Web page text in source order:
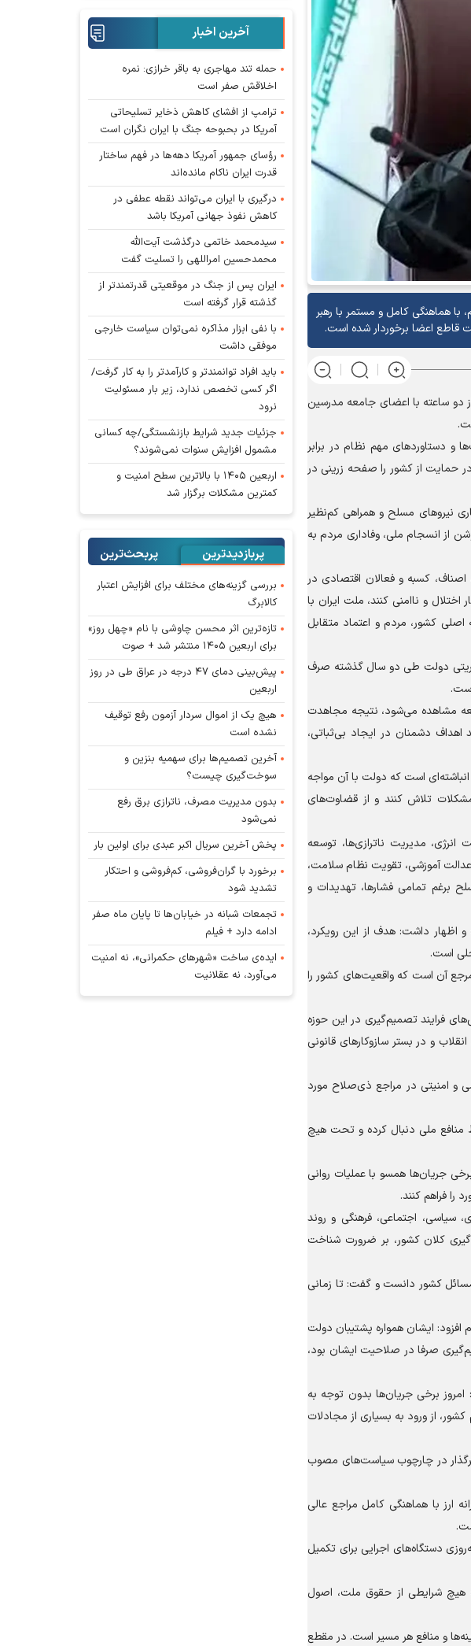
هماهنگی کامل و مستمر با رهبر
قاطع اعضا برخوردار شده است.
دو ساعته با اعضای جامعه مدرسین
دستاورد‌های مهم نظام در برابر
حمایت از کشور را صفحه زرینی در
نیرو‌های مسلح و همراهی کم‌نظیر
از انسجام ملی، وفاداری مردم به
اصناف، کسبه و فعالان اقتصادی در
و ناامنی کنند، ملت ایران با
کشور، مردم و اعتماد متقابل
دولت طی دو سال گذشته صرف
مشاهده می‌شود، نتیجه مجاهدت
دشمنان در ایجاد بی‌ثباتی،
است که دولت با آن مواجه
تلاش کنند و از قضاوت‌های
مدیریت ناترازی‌ها، توسعه
آموزشی، تقویت نظام سلامت،
برغم تمامی فشارها، تهدیدات و
اظهار داشت: هدف از این رویکرد،
است.
آن است که واقعیت‌های کشور را
فرایند تصمیم‌گیری در این حوزه
و در بستر سازوکار‌های قانونی
و امنیتی در مراجع ذی‌صلاح مورد
منافع ملی دنبال کرده و تحت هیچ
جریان‌ها همسو با عملیات روانی
فراهم کنند.
اجتماعی، فرهنگی و روند
کلان کشور، بر ضرورت شناخت
کشور دانست و گفت: تا زمانی
ایشان همواره پشتیبان دولت
صرفا در صلاحیت ایشان بود،
برخی جریان‌ها بدون توجه به
از ورود به بسیاری از مجادلات
در چارچوب سیاست‌های مصوب
ارز با هماهنگی کامل مراجع عالی
دستگاه‌های اجرایی برای تکمیل
هیچ شرایطی از حقوق ملت، اصول
و منافع هر مسیر است. در مقطع
آخرین اخبار
حمله تند مهاجری به باقر خرازی: نمره
اخلاقش صفر است
ترامپ از افشای کاهش ذخایر تسلیحاتی
آمریکا در بحبوحه جنگ با ایران نگران است
رؤسای جمهور آمریکا دهه‌ها در فهم ساختار
قدرت ایران ناکام مانده‌اند
درگیری با ایران می‌تواند نقطه عطفی در
کاهش نفوذ جهانی آمریکا باشد
سیدمحمد خاتمی درگذشت آیت‌الله
محمدحسین امراللهی را تسلیت گفت
ایران پس از جنگ در موقعیتی قدرتمندتر از
گذشته قرار گرفته است
با نفی ابزار مذاکره نمی‌توان سیاست خارجی
موفقی داشت
باید افراد توانمندتر و کارآمدتر را به کار گرفت/
اگر کسی تخصص ندارد، زیر بار مسئولیت
نرود
جزئیات جدید شرایط بازنشستگی/چه کسانی
مشمول افزایش سنوات نمی‌شوند؟
اربعین ۱۴۰۵ با بالاترین سطح امنیت و
کمترین مشکلات برگزار شد
پربازدیدترین پربحث‌ترین‌
بررسی گزینه‌های مختلف برای افزایش اعتبار
کالابرگ
تازه‌ترین اثر محسن چاوشی با نام «چهل روز»
برای اربعین ۱۴۰۵ منتشر شد + صوت
پیش‌بینی دمای ۴۷ درجه در عراق طی در روز
اربعین
هیچ یک از اموال سردار آزمون رفع توقیف
نشده است
آخرین تصمیم‌ها برای سهمیه بنزین و
سوخت‌گیری چیست؟
بدون مدیریت مصرف، ناترازی برق رفع
نمی‌شود
پخش آخرین سریال اکبر عبدی برای اولین بار
برخورد با گران‌فروشی، کم‌فروشی و احتکار
تشدید شود
تجمعات شبانه در خیابان‌ها تا پایان ماه صفر
ادامه دارد + فیلم
ایده‌ی ساخت «شهرهای حکمرانی»، نه امنیت
می‌آورد، نه عقلانیت